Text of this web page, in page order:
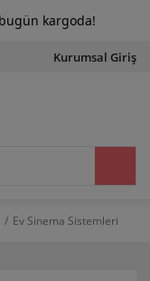
Kurumsal Giriş
Ev Sinema Sistemleri